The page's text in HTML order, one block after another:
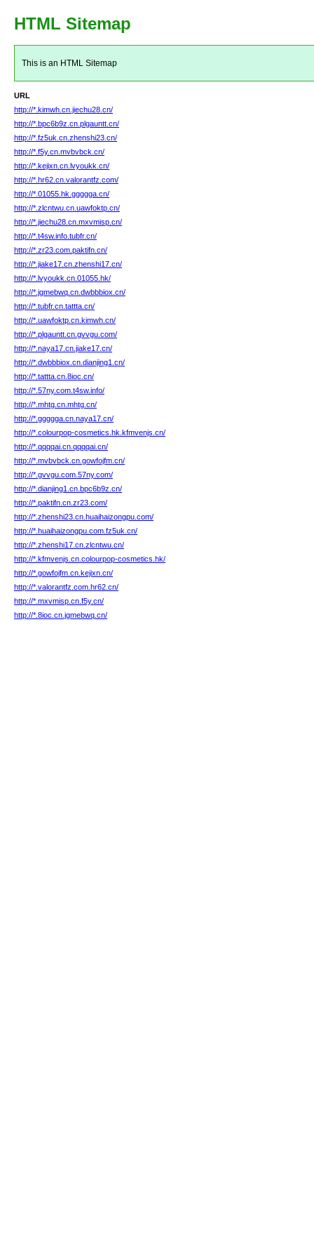
HTML Sitemap
This is an HTML Sitemap
URL
http://*.kimwh.cn.jiechu28.cn/
http://*.bpc6b9z.cn.plgauntt.cn/
http://*.fz5uk.cn.zhenshi23.cn/
http://*.f5y.cn.mvbvbck.cn/
http://*.kejixn.cn.lvyoukk.cn/
http://*.hr62.cn.valorantfz.com/
http://*.01055.hk.ggggga.cn/
http://*.zlcntwu.cn.uawfoktp.cn/
http://*.jiechu28.cn.mxvmisp.cn/
http://*.t4sw.info.tubfr.cn/
http://*.zr23.com.paktifn.cn/
http://*.jiake17.cn.zhenshi17.cn/
http://*.lvyoukk.cn.01055.hk/
http://*.jgmebwq.cn.dwbbbiox.cn/
http://*.tubfr.cn.tattta.cn/
http://*.uawfoktp.cn.kimwh.cn/
http://*.plgauntt.cn.gvvgu.com/
http://*.naya17.cn.jiake17.cn/
http://*.dwbbbiox.cn.dianjing1.cn/
http://*.tattta.cn.8ioc.cn/
http://*.57ny.com.t4sw.info/
http://*.mhtg.cn.mhtg.cn/
http://*.ggggga.cn.naya17.cn/
http://*.colourpop-cosmetics.hk.kfmvenjs.cn/
http://*.qqqqai.cn.qqqqai.cn/
http://*.mvbvbck.cn.gowfojfm.cn/
http://*.gvvgu.com.57ny.com/
http://*.dianjing1.cn.bpc6b9z.cn/
http://*.paktifn.cn.zr23.com/
http://*.zhenshi23.cn.huaihaizongpu.com/
http://*.huaihaizongpu.com.fz5uk.cn/
http://*.zhenshi17.cn.zlcntwu.cn/
http://*.kfmvenjs.cn.colourpop-cosmetics.hk/
http://*.gowfojfm.cn.kejixn.cn/
http://*.valorantfz.com.hr62.cn/
http://*.mxvmisp.cn.f5y.cn/
http://*.8ioc.cn.jgmebwq.cn/